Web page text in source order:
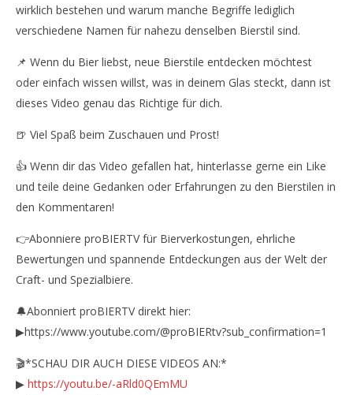
wirklich bestehen und warum manche Begriffe lediglich
verschiedene Namen für nahezu denselben Bierstil sind.
📌 Wenn du Bier liebst, neue Bierstile entdecken möchtest
oder einfach wissen willst, was in deinem Glas steckt, dann ist
dieses Video genau das Richtige für dich.
🍺 Viel Spaß beim Zuschauen und Prost!
👍 Wenn dir das Video gefallen hat, hinterlasse gerne ein Like
und teile deine Gedanken oder Erfahrungen zu den Bierstilen in
den Kommentaren!
👉Abonniere proBIERTV für Bierverkostungen, ehrliche
Bewertungen und spannende Entdeckungen aus der Welt der
Craft- und Spezialbiere.
🔔Abonniert proBIERTV direkt hier:
▶https://www.youtube.com/@proBIERtv?sub_confirmation=1
🎬*SCHAU DIR AUCH DIESE VIDEOS AN:*
▶ https://youtu.be/-aRld0QEmMU